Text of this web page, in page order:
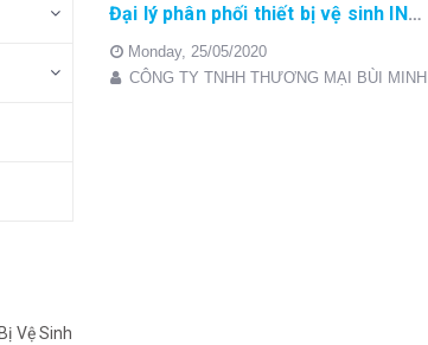
Đại lý phân phối thiết bị vệ sinh INAX tại Hòa Bình
Monday, 25/05/2020
CÔNG TY TNHH THƯƠNG MẠI BÙI MINH
Vệ Sinh